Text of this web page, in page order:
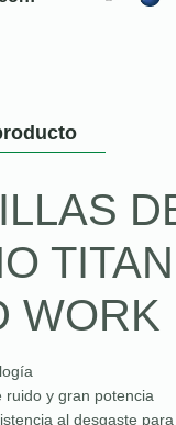
WORK
ruido y gran potencia
al desgaste